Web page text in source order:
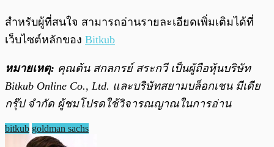
สำหรับผู้ที่สนใจ สามารถอ่านรายละเอียดเพิ่มเติมได้ที่
เว็บไซต์หลักของ Bitkub
หมายเหตุ: คุณต้น สกลกรย์ สระกวี เป็นผู้ถือหุ้นบริษัท
Bitkub Online Co., Ltd. และบริษัทสยามบล็อกเชน มีเดีย
กรุ๊ป จำกัด ผู้ชมโปรดใช้วิจารณญาณในการอ่าน
bitkub goldman sachs